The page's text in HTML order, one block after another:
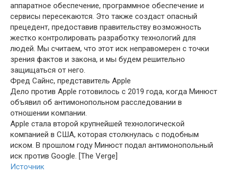
аппаратное обеспечение, программное обеспечение и
сервисы пересекаются. Это также создаст опасный
прецедент, предоставив правительству возможность
жестко контролировать разработку технологий для
людей. Мы считаем, что этот иск неправомерен с точки
зрения фактов и закона, и мы будем решительно
защищаться от него.
Фред Сайнс, представитель Apple
Дело против Apple готовилось с 2019 года, когда Минюст
объявил об антимонопольном расследовании в
отношении компании.
Apple стала второй крупнейшей технологической
компанией в США, которая столкнулась с подобным
иском. В прошлом году Минюст подал антимонопольный
иск против Google. [The Verge]
Источник